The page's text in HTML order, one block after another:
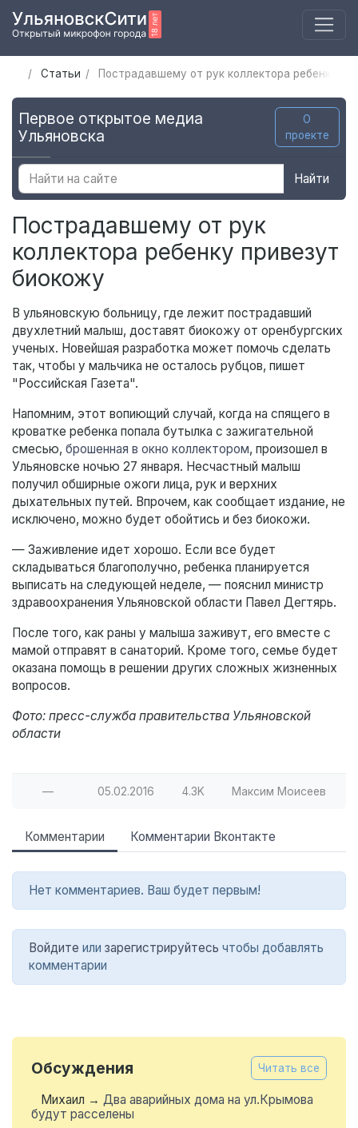
Статьи Пострадавшему от рук коллектора ребенку
Первое открытое медиа
Ульяновска
О
проекте
Найти
Пострадавшему от рук
коллектора ребенку привезут
биокожу
В ульяновскую больницу, где лежит пострадавший
двухлетний малыш, доставят биокожу от оренбургских
ученых. Новейшая разработка может помочь сделать
так, чтобы у мальчика не осталось рубцов, пишет
"Российская Газета".
Напомним, этот вопиющий случай, когда на спящего в
кроватке ребенка попала бутылка с зажигательной
смесью, брошенная в окно коллектором, произошел в
Ульяновске ночью 27 января. Несчастный малыш
получил обширные ожоги лица, рук и верхних
дыхательных путей. Впрочем, как сообщает издание, не
исключено, можно будет обойтись и без биокожи.
— Заживление идет хорошо. Если все будет
складываться благополучно, ребенка планируется
выписать на следующей неделе, — пояснил министр
здравоохранения Ульяновской области Павел Дегтярь.
После того, как раны у малыша заживут, его вместе с
мамой отправят в санаторий. Кроме того, семье будет
оказана помощь в решении других сложных жизненных
вопросов.
Фото: пресс-служба правительства Ульяновской
области
— 05.02.2016 4.3K Максим Моисеев
Комментарии Комментарии Вконтакте
Нет комментариев. Ваш будет первым!
Войдите или зарегистрируйтесь чтобы добавлять
комментарии
Обсуждения Читать все
Михаил → Два аварийных дома на ул.Крымова
будут расселены